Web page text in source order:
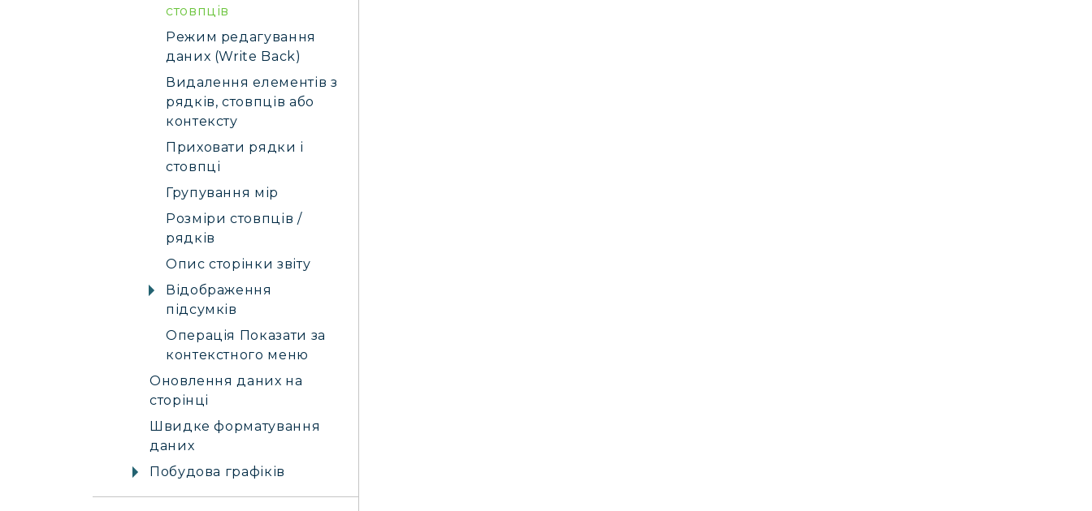
стовпців
Режим редагування
даних (Write Back)
Видалення елементів з
рядків, стовпців або
контексту
Приховати рядки і
стовпці
Групування мір
Розміри стовпців /
рядків
Опис сторінки звіту
Відображення
підсумків
Операція Показати за
контекстного меню
Оновлення даних на
сторінці
Швидке форматування
даних
Побудова графіків